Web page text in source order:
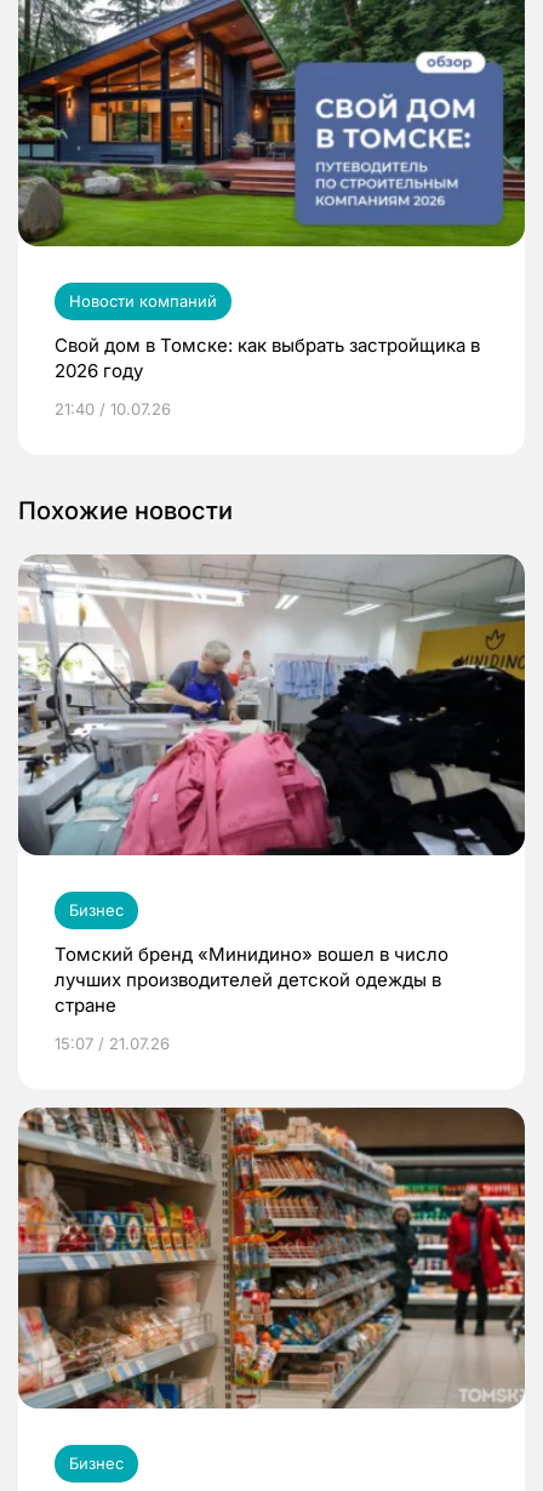
Новости компаний
Свой дом в Томске: как выбрать застройщика в
2026 году
21:40 / 10.07.26
Похожие новости
Бизнес
Томский бренд «Минидино» вошел в число
лучших производителей детской одежды в
стране
15:07 / 21.07.26
Бизнес